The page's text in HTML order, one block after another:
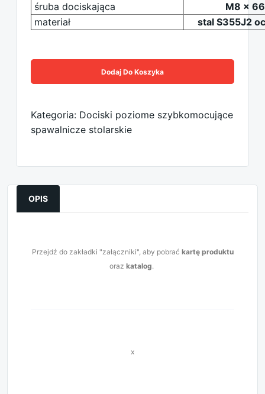
śruba dociskająca
M8 x
materiał
stal S355J2
Dodaj Do Koszyka
Kategoria: Dociski poziome szybkomocujące
spawalnicze stolarskie
OPIS
Przejdź do zakładki "załączniki", aby pobrać kartę produktu
oraz katalog.
x